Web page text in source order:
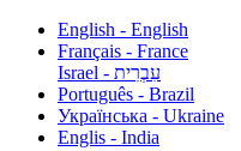
English - English
Français - France
עִבְרִית - Israel
Português - Brazil
Українська - Ukraine
Englis - India